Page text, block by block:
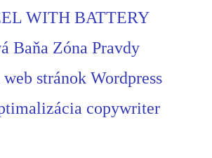
WITH BATTERY
Baňa Zóna Pravdy
stránok Wordpress
copywriter